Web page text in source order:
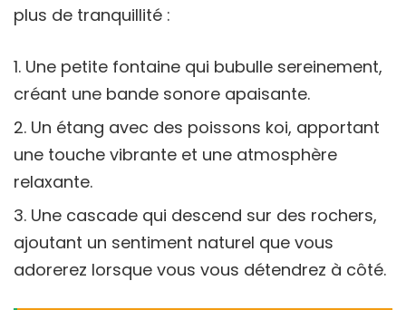
plus de tranquillité :
Une petite fontaine qui bubulle sereinement,
créant une bande sonore apaisante.
Un étang avec des poissons koi, apportant
une touche vibrante et une atmosphère
relaxante.
Une cascade qui descend sur des rochers,
ajoutant un sentiment naturel que vous
adorerez lorsque vous vous détendrez à côté.